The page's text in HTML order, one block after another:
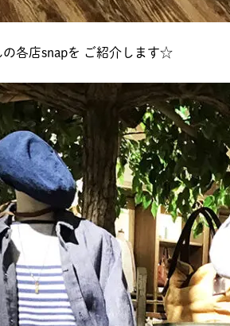
各店snapを ご紹介します☆